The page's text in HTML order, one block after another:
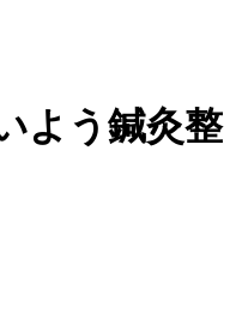
よう鍼灸整